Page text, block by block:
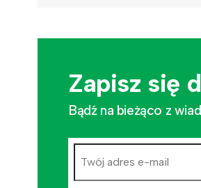
Zapisz się
Bądź na bieżąco z